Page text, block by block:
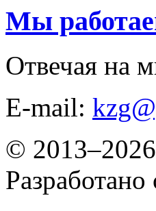
Мы
Отвечая на
E-mail:
©
Разработано